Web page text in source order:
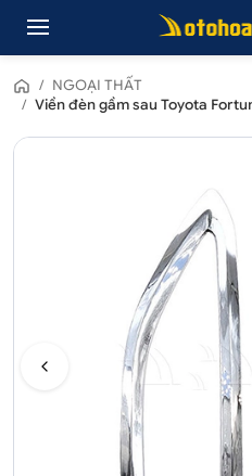
/ NGOẠI THẤT
/ Viền đèn gầm sau Toyota